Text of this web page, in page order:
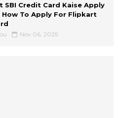
SBI Credit Card Kaise Apply
How To Apply For Flipkart
Nov 06, 2025